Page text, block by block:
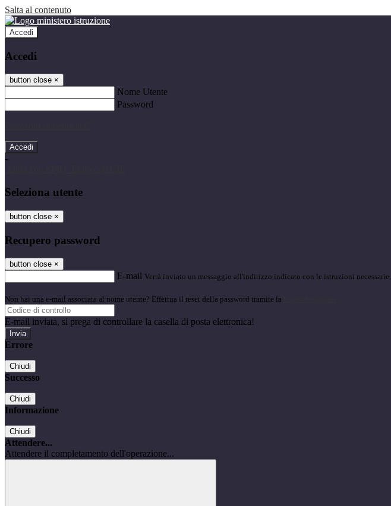
Salta al contenuto
Accedi
Accedi
button close ×
Nome Utente
Password
-
Seleziona utente
button close ×
Recupero password
button close ×
E-mail Verrà inviato un messaggio all'indirizzo indicato con le istruzioni necessarie.
Non hai una e-mail associata al nome utente? Effettua il reset della password tramite la
E-mail inviata, si prega di controllare la casella di posta elettronica!
Errore
Chiudi
Successo
Chiudi
Informazione
Chiudi
Attendere...
Attendere il completamento dell'operazione...